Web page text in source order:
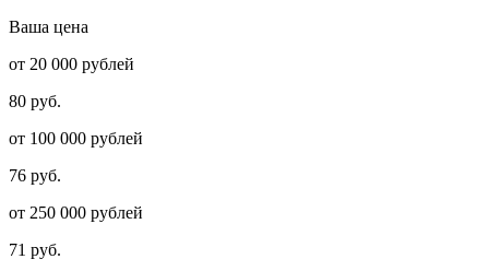
Ваша цена
от 20 000 рублей
80 руб.
от 100 000 рублей
76 руб.
от 250 000 рублей
71 руб.